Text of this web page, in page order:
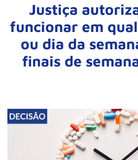
Justiça
funcionar em
ou dia da
finais de